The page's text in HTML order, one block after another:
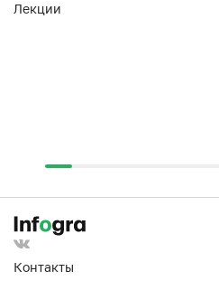
Лекции
Контакты